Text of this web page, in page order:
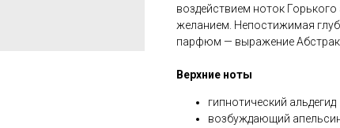
воздействием ноток
желанием. Непостижимая
парфюм — выражение
Верхние ноты
гипнотический альдегид
возбуждающий